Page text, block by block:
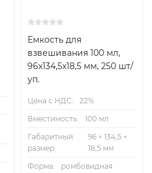
Емкость для
взвешивания 100 мл,
96х134,5х18,5 мм, 250 шт/
уп.
Цена с НДС:
22%
Вместимость:
100 мл
Габаритный
размер:
96 × 134,5 ×
18,5 мм
Форма:
ромбовидная